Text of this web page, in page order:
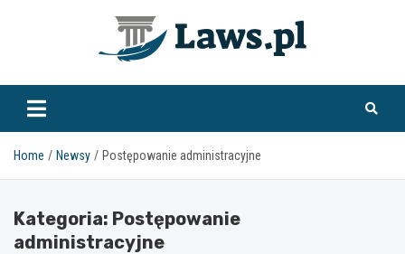
www.laws.pl
Home Newsy Postępowanie administracyjne
Kategoria: Postępowanie
administracyjne